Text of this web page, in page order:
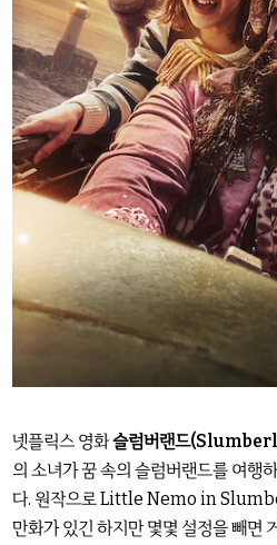
넷플릭스 영화슬럼버랜드
의 소녀가 꿈 속의 슬럼버랜드를 여행
다. 원작으로 Little Nemo in
만화가 있긴 하지만 몇몇 설정을 빼면